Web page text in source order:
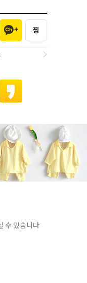
수 있습니다